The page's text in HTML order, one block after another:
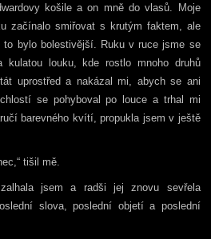
košile a on mně do vlasů. Moje
začínalo smiřovat s krutým faktem, ale
bylo bolestivější. Ruku v ruce jsme se
louku, kde rostlo mnoho druhů
uprostřed a nakázal mi, abych se ani
se pohyboval po louce a trhal mi
barevného kvítí, propukla jsem v ještě
tišil mě.
jsem a radši jej znovu sevřela
slova, poslední objetí a poslední